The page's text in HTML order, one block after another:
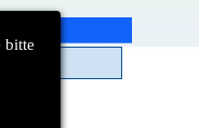
bitte